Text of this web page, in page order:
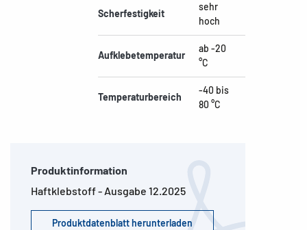
Scherfestigkeit
sehr
hoch
Aufklebetemperatur
ab -20
°C
Temperaturbereich
-40 bis
80 °C
Produktinformation
Haftklebstoff - Ausgabe 12.2025
Produktdatenblatt herunterladen